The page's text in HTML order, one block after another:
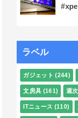
ラベル
ガジェット (244)
文房具 (161) 週次
ITニュース (110)